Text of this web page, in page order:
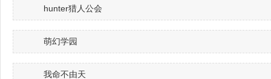
hunter猎人公会
萌幻学园
我命不由天